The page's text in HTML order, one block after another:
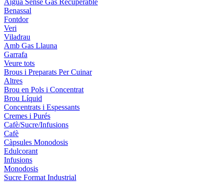
Aigua Sense Gas Recuperable
Benassal
Fontdor
Veri
Viladrau
Amb Gas Llauna
Garrafa
Veure tots
Brous i Preparats Per Cuinar
Altres
Brou en Pols i Concentrat
Brou Líquid
Concentrats i Espessants
Cremes i Purés
Cafè/Sucre/Infusions
Cafè
Càpsules Monodosis
Edulcorant
Infusions
Monodosis
Sucre Format Industrial